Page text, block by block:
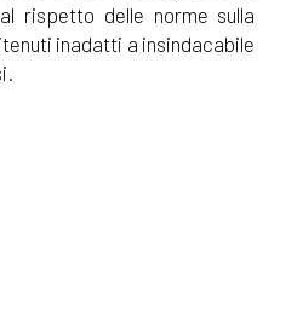
rispetto delle norme sulla
inadatti a insindacabile